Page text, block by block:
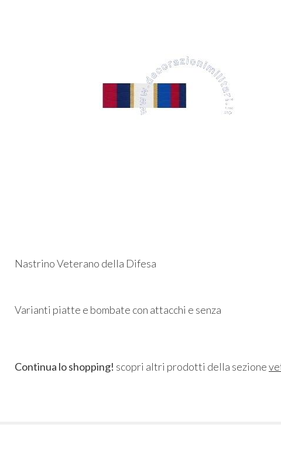
Nastrino Veterano della Difesa
Varianti piatte e bombate con attacchi e senza
Continua lo shopping! scopri altri prodotti della sezione